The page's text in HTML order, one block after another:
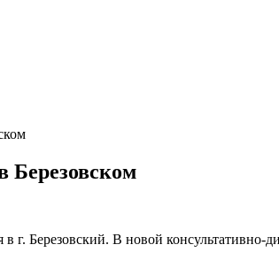
г. Березовский. В новой